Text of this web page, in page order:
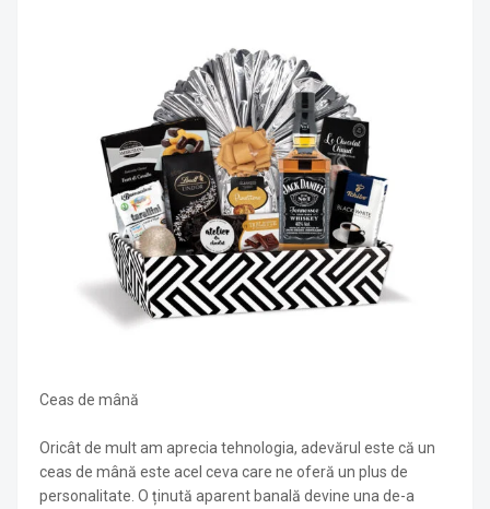
Ceas de mână
Oricât de mult am aprecia tehnologia, adevărul este că un
ceas de mână este acel ceva care ne oferă un plus de
personalitate. O ținută aparent banală devine una de-a